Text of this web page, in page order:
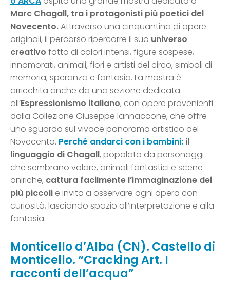
Marc Chagall, tra i protagonisti più poetici del
Novecento.Attraverso una cinquantina di opere
originali, il percorso ripercorre il suo universo
creativo fatto di colori intensi, figure sospese,
innamorati, animali, fiori e artisti del circo, simboli di
memoria, speranza e fantasia. La mostra è
arricchita anche da una sezione dedicata
all’Espressionismo italiano, con opere provenienti
dalla Collezione Giuseppe Iannaccone, che offre
uno sguardo sul vivace panorama artistico del
Novecento. Perché andarci con i bambini: il
linguaggio di Chagall, popolato da personaggi
che sembrano volare, animali fantastici e scene
oniriche, cattura facilmente l’immaginazione dei
più piccoli e invita a osservare ogni opera con
curiosità, lasciando spazio all’interpretazione e alla
fantasia.
Monticello d’Alba (CN). Castello di
Monticello. “Cracking Art. I
racconti dell’acqua”